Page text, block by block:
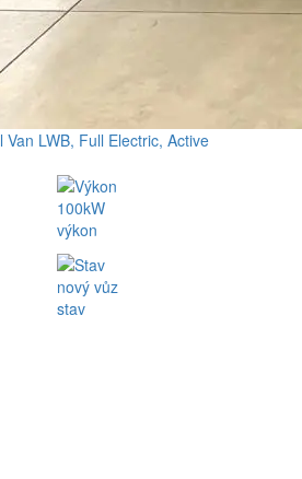
LWB, Full Electric, Active
100kW
výkon
nový vůz
stav